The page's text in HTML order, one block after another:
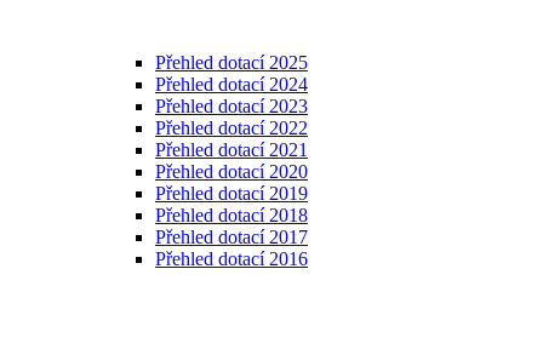
Přehled dotací 2025
Přehled dotací 2024
Přehled dotací 2023
Přehled dotací 2022
Přehled dotací 2021
Přehled dotací 2020
Přehled dotací 2019
Přehled dotací 2018
Přehled dotací 2017
Přehled dotací 2016